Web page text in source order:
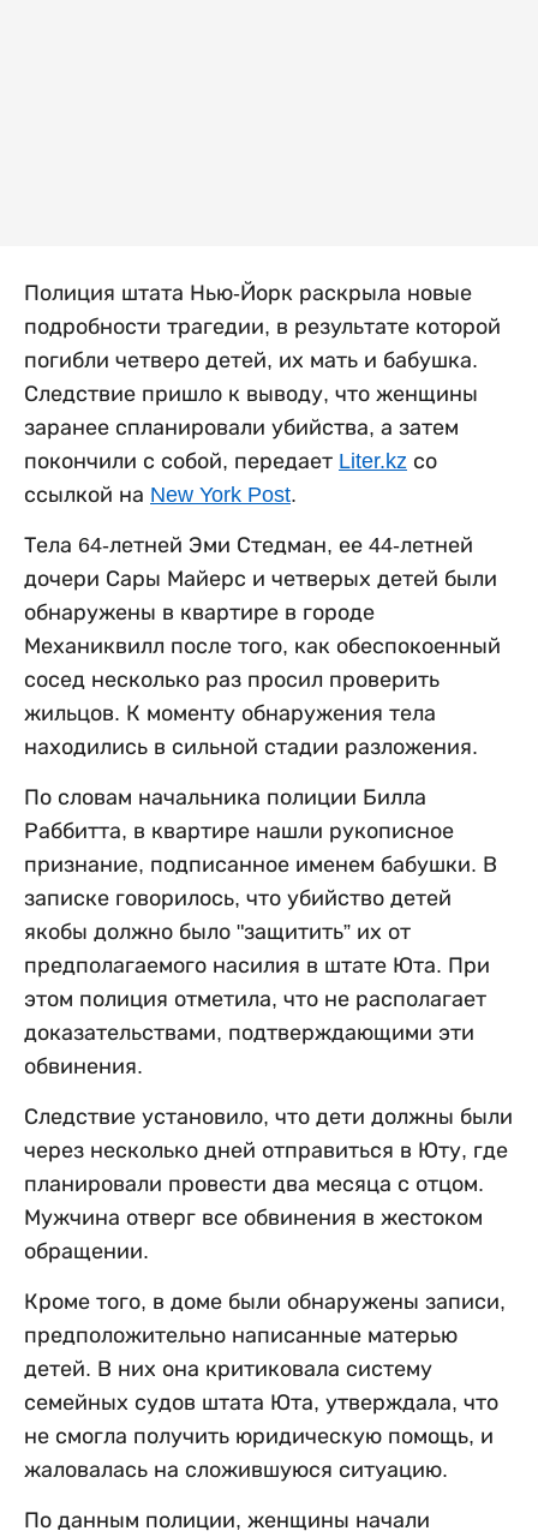
Полиция штата Нью-Йорк раскрыла новые
подробности трагедии, в результате которой
погибли четверо детей, их мать и бабушка.
Следствие пришло к выводу, что женщины
заранее спланировали убийства, а затем
покончили с собой, передает Liter.kz со
ссылкой на New York Post.
Тела 64-летней Эми Стедман, ее 44-летней
дочери Сары Майерс и четверых детей были
обнаружены в квартире в городе
Механиквилл после того, как обеспокоенный
сосед несколько раз просил проверить
жильцов. К моменту обнаружения тела
находились в сильной стадии разложения.
По словам начальника полиции Билла
Раббитта, в квартире нашли рукописное
признание, подписанное именем бабушки. В
записке говорилось, что убийство детей
якобы должно было "защитить” их от
предполагаемого насилия в штате Юта. При
этом полиция отметила, что не располагает
доказательствами, подтверждающими эти
обвинения.
Следствие установило, что дети должны были
через несколько дней отправиться в Юту, где
планировали провести два месяца с отцом.
Мужчина отверг все обвинения в жестоком
обращении.
Кроме того, в доме были обнаружены записи,
предположительно написанные матерью
детей. В них она критиковала систему
семейных судов штата Юта, утверждала, что
не смогла получить юридическую помощь, и
жаловалась на сложившуюся ситуацию.
По данным полиции, женщины начали